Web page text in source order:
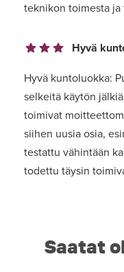
teknikon toimesta
Hyvä
Hyvä kuntoluokka:
selkeitä käytön
toimivat
siihen uusia osia,
testattu vähintään
todettu täysin
Saatat